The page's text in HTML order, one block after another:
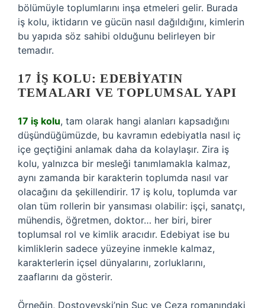
bölümüyle toplumlarını inşa etmeleri gelir. Burada
iş kolu, iktidarın ve gücün nasıl dağıldığını, kimlerin
bu yapıda söz sahibi olduğunu belirleyen bir
temadır.
17 İŞ KOLU: EDEBIYATIN
TEMALARI VE TOPLUMSAL YAPI
17 iş kolu, tam olarak hangi alanları kapsadığını
düşündüğümüzde, bu kavramın edebiyatla nasıl iç
içe geçtiğini anlamak daha da kolaylaşır. Zira iş
kolu, yalnızca bir mesleği tanımlamakla kalmaz,
aynı zamanda bir karakterin toplumda nasıl var
olacağını da şekillendirir. 17 iş kolu, toplumda var
olan tüm rollerin bir yansıması olabilir: işçi, sanatçı,
mühendis, öğretmen, doktor… her biri, birer
toplumsal rol ve kimlik aracıdır. Edebiyat ise bu
kimliklerin sadece yüzeyine inmekle kalmaz,
karakterlerin içsel dünyalarını, zorluklarını,
zaaflarını da gösterir.
Örneğin, Dostoyevski’nin Suç ve Ceza romanındaki